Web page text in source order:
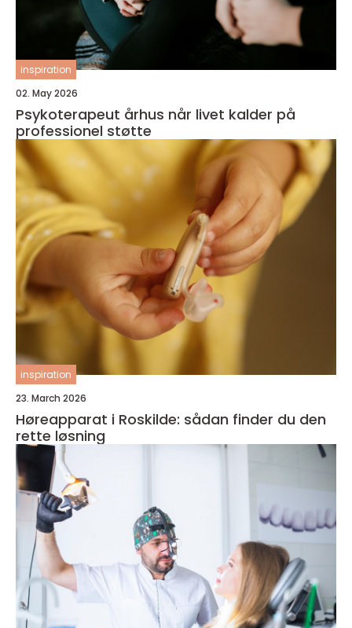
inspiration
02. May 2026
Psykoterapeut århus når livet kalder på
professionel støtte
inspiration
23. March 2026
Høreapparat i Roskilde: sådan finder du den
rette løsning